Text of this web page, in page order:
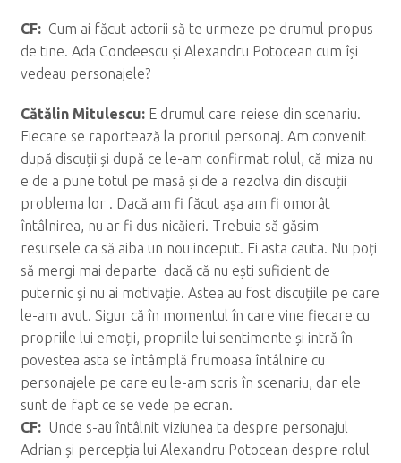
CF: Cum ai făcut actorii să te urmeze pe drumul propus
de tine. Ada Condeescu și Alexandru Potocean cum își
vedeau personajele?
Cătălin Mitulescu: E drumul care reiese din scenariu.
Fiecare se raportează la proriul personaj. Am convenit
după discuții și după ce le-am confirmat rolul, că miza nu
e de a pune totul pe masă și de a rezolva din discuții
problema lor . Dacă am fi făcut așa am fi omorât
întâlnirea, nu ar fi dus nicăieri. Trebuia să găsim
resursele ca să aiba un nou inceput. Ei asta cauta. Nu poți
să mergi mai departe dacă că nu ești suficient de
puternic și nu ai motivație. Astea au fost discuțiile pe care
le-am avut. Sigur că în momentul în care vine fiecare cu
propriile lui emoții, propriile lui sentimente și intră în
povestea asta se întâmplă frumoasa întâlnire cu
personajele pe care eu le-am scris în scenariu, dar ele
sunt de fapt ce se vede pe ecran.
CF: Unde s-au întâlnit viziunea ta despre personajul
Adrian și percepția lui Alexandru Potocean despre rolul